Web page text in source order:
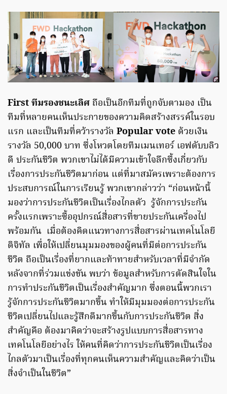
First ทีมรองชนะเลิศ ถือเป็นอีกทีมที่ถูกจับตามอง เป็น
ทีมที่หลายคนเห็นประกายของความคิดสร้างสรรค์ในรอบ
แรก และเป็นทีมที่คว้ารางวัล Popular vote ด้วยเงิน
รางวัล 50,000 บาท ซึ่งโหวตโดยทีมเมนเทอร์ เอฟดับบลิว
ดี ประกันชีวิต พวกเขาไม่ได้มีความเข้าใจลึกซึ้งเกี่ยวกับ
เรื่องการประกันชีวิตมาก่อน แต่ที่มาสมัครเพราะต้องการ
ประสบการณ์ในการเรียนรู้ พวกเขากล่าวว่า “ก่อนหน้านี้
มองว่าการประกันชีวิตเป็นเรื่องไกลตัว รู้จักการประกัน
ครั้งแรกเพราะซื้ออุปกรณ์สื่อสารที่ขายประกันเครื่องไป
พร้อมกัน เมื่อต้องคิดแนวทางการสื่อสารผ่านเทคโนโลยี
ดิจิทัล เพื่อให้เปลี่ยนมุมมองของผู้คนที่มีต่อการประกัน
ชีวิต ถือเป็นเรื่องที่ยากและท้าทายสำหรับเวลาที่มีจำกัด
หลังจากที่ร่วมแข่งขัน พบว่า ข้อมูลสำหรับการตัดสินใจใน
การทำประกันชีวิตเป็นเรื่องสำคัญมาก ซึ่งตอนนี้พวกเรา
รู้จักการประกันชีวิตมากขึ้น ทำให้มีมุมมองต่อการประกัน
ชีวิตเปลี่ยนไปและรู้สึกดีมากขึ้นกับการประกันชีวิต สิ่ง
สำคัญคือ ต้องมาคิดว่าจะสร้างรูปแบบการสื่อสารทาง
เทคโนโลยีอย่างไร ให้คนที่คิดว่าการประกันชีวิตเป็นเรื่อง
ไกลตัวมาเป็นเรื่องที่ทุกคนเห็นความสำคัญและคิดว่าเป็น
สิ่งจำเป็นในชีวิต”